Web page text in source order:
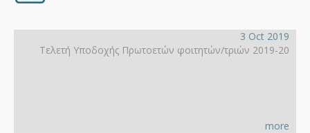
3 Oct 2019
Τελετή Υποδοχής Πρωτοετών φοιτητών/τριών 2019-20
more